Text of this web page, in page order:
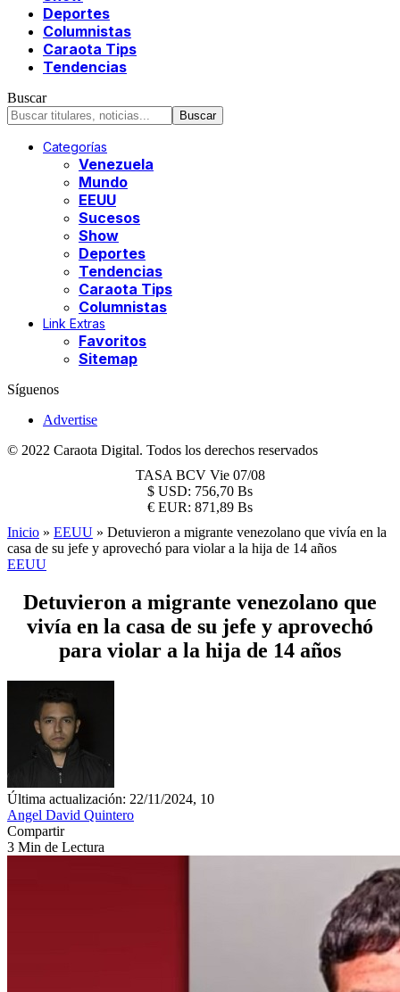
Deportes
Columnistas
Caraota Tips
Tendencias
Buscar
Categorías
Venezuela
Mundo
EEUU
Sucesos
Show
Deportes
Tendencias
Caraota Tips
Columnistas
Link Extras
Favoritos
Sitemap
Síguenos
Advertise
© 2022 Caraota Digital. Todos los derechos reservados
TASA BCV Vie 07/08
$ USD: 756,70 Bs
€ EUR: 871,89 Bs
Inicio » EEUU » Detuvieron a migrante venezolano que vivía en la
casa de su jefe y aprovechó para violar a la hija de 14 años
EEUU
Detuvieron a migrante venezolano que
vivía en la casa de su jefe y aprovechó
para violar a la hija de 14 años
Última actualización: 22/11/2024, 10
Angel David Quintero
Compartir
3 Min de Lectura